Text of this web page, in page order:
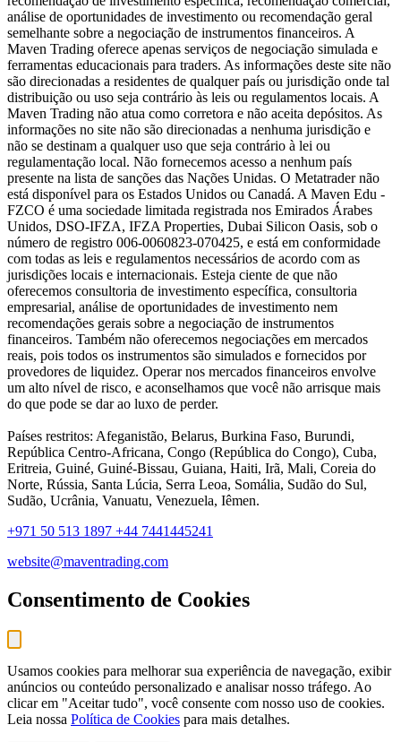
análise de oportunidades de investimento ou recomendação geral
semelhante sobre a negociação de instrumentos financeiros. A
Maven Trading oferece apenas serviços de negociação simulada e
ferramentas educacionais para traders. As informações deste site não
são direcionadas a residentes de qualquer país ou jurisdição onde tal
distribuição ou uso seja contrário às leis ou regulamentos locais. A
Maven Trading não atua como corretora e não aceita depósitos. As
informações no site não são direcionadas a nenhuma jurisdição e
não se destinam a qualquer uso que seja contrário à lei ou
regulamentação local. Não fornecemos acesso a nenhum país
presente na lista de sanções das Nações Unidas. O Metatrader não
está disponível para os Estados Unidos ou Canadá. A Maven Edu -
FZCO é uma sociedade limitada registrada nos Emirados Árabes
Unidos, DSO-IFZA, IFZA Properties, Dubai Silicon Oasis, sob o
número de registro 006-0060823-070425, e está em conformidade
com todas as leis e regulamentos necessários de acordo com as
jurisdições locais e internacionais. Esteja ciente de que não
oferecemos consultoria de investimento específica, consultoria
empresarial, análise de oportunidades de investimento nem
recomendações gerais sobre a negociação de instrumentos
financeiros. Também não oferecemos negociações em mercados
reais, pois todos os instrumentos são simulados e fornecidos por
provedores de liquidez. Operar nos mercados financeiros envolve
um alto nível de risco, e aconselhamos que você não arrisque mais
do que pode se dar ao luxo de perder.
Países restritos: Afeganistão, Belarus, Burkina Faso, Burundi,
República Centro-Africana, Congo (República do Congo), Cuba,
Eritreia, Guiné, Guiné-Bissau, Guiana, Haiti, Irã, Mali, Coreia do
Norte, Rússia, Santa Lúcia, Serra Leoa, Somália, Sudão do Sul,
Sudão, Ucrânia, Vanuatu, Venezuela, Iêmen.
+971 50 513 1897 +44 7441445241
website@maventrading.com
Consentimento de Cookies
Usamos cookies para melhorar sua experiência de navegação, exibir
anúncios ou conteúdo personalizado e analisar nosso tráfego. Ao
clicar em "Aceitar tudo", você consente com nosso uso de cookies.
Leia nossa Política de Cookies para mais detalhes.